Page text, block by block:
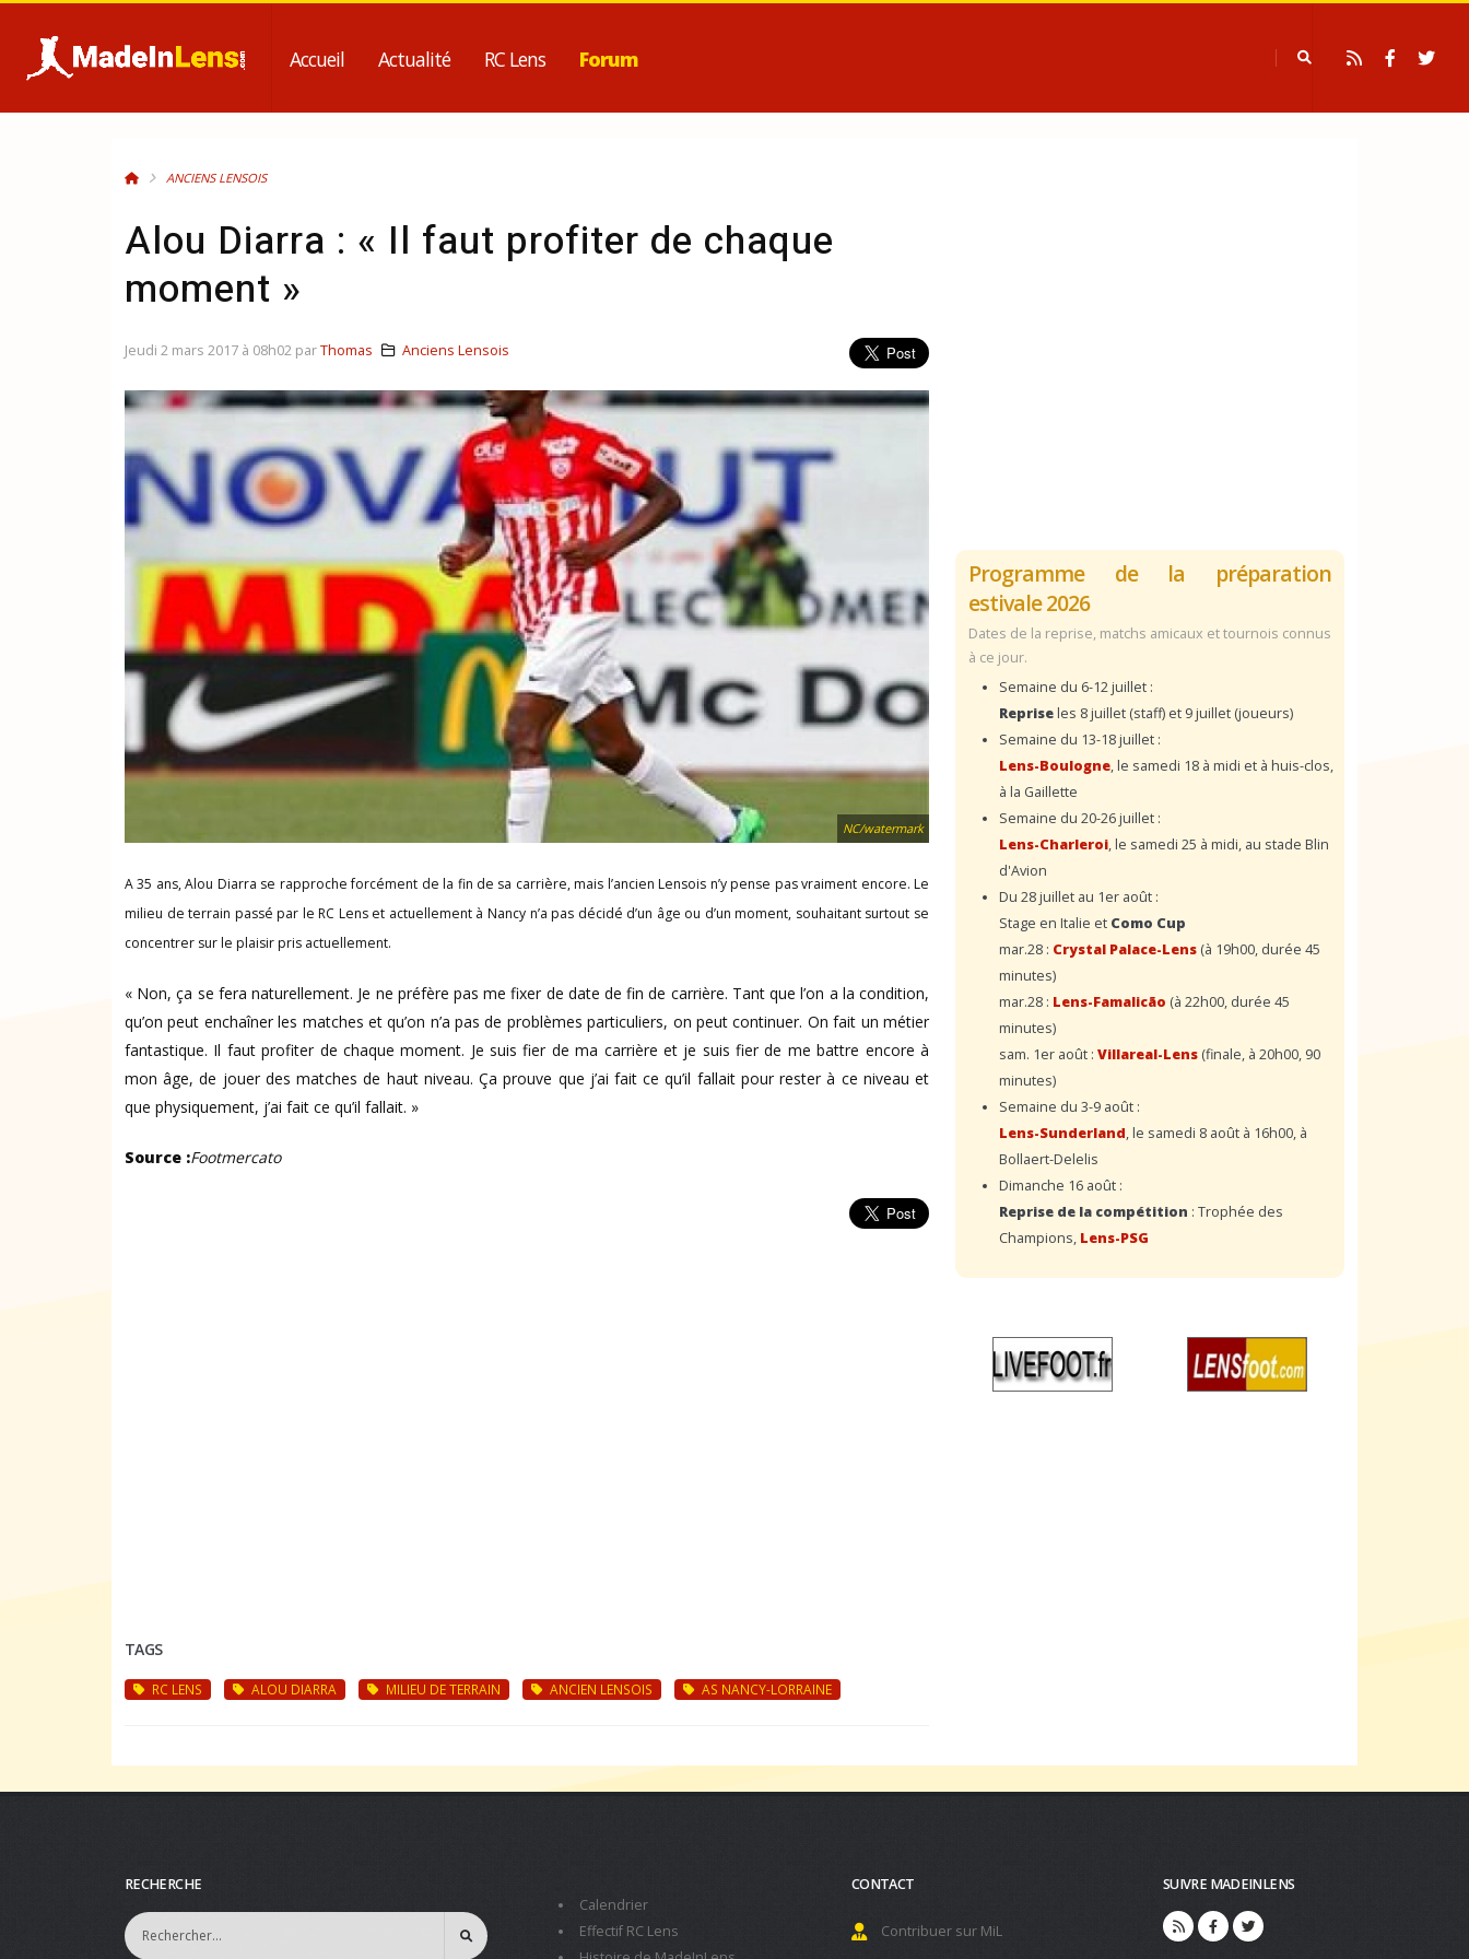
Accueil Actualité RC Lens Forum
ANCIENS LENSOIS
Alou Diarra : « Il faut profiter de chaque
moment »
NC/watermark
A 35 ans, Alou Diarra se rapproche forcément de la fin de sa carrière, mais l’ancien Lensois n’y pense pas vraiment encore. Le
milieu de terrain passé par le RC Lens et actuellement à Nancy n’a pas décidé d’un âge ou d’un moment, souhaitant surtout se
concentrer sur le plaisir pris actuellement.
« Non, ça se fera naturellement. Je ne préfère pas me fixer de date de fin de carrière. Tant que l’on a la condition,
qu’on peut enchaîner les matches et qu’on n’a pas de problèmes particuliers, on peut continuer. On fait un métier
fantastique. Il faut profiter de chaque moment. Je suis fier de ma carrière et je suis fier de me battre encore à
mon âge, de jouer des matches de haut niveau. Ça prouve que j’ai fait ce qu’il fallait pour rester à ce niveau et
que physiquement, j’ai fait ce qu’il fallait. »
Source :Footmercato
Jeudi 2 mars 2017 à 08h02 parThomas Anciens Lensois
TAGS
RC LENS ALOU DIARRA MILIEU DE TERRAIN ANCIEN LENSOIS AS NANCY-LORRAINE
Programme de la préparation
estivale 2026
Dates de la reprise, matchs amicaux et tournois connus
à ce jour.
Semaine du 6-12 juillet :
Repriseles 8 juillet (staff) et 9 juillet (joueurs)
Semaine du 13-18 juillet :
Lens-Boulogne, le samedi 18 à midi et à huis-clos,
à la Gaillette
Semaine du 20-26 juillet :
Lens-Charleroi, le samedi 25 à midi, au stade Blin
d'Avion
Du 28 juillet au 1er août :
Stage en Italie et Como Cup
mar.28 : Crystal Palace-Lens (à 19h00, durée 45
minutes)
mar.28 : Lens-Famalicão (à 22h00, durée 45
minutes)
sam. 1er août : Villareal-Lens (finale, à 20h00, 90
minutes)
Semaine du 3-9 août :
Lens-Sunderland, le samedi 8 août à 16h00, à
Bollaert-Delelis
Dimanche 16 août :
Reprise de la compétition : Trophée des
Champions, Lens-PSG
RECHERCHE
Calendrier
Effectif RC Lens
CONTACT
Contribuer sur MiL
SUIVRE MADEINLENS